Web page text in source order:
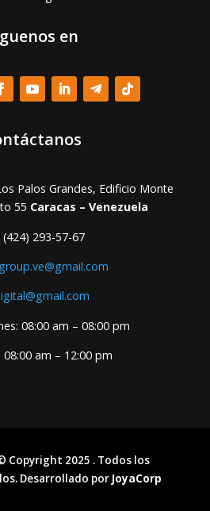
en
Palos Grandes, Edificio Monte
55 Caracas – Venezuela
(424) 293-57-67
08:00 am – 08:00 pm
08:00 am – 12:00 pm
Copyright 2025 . Todos los
Desarrollado por JoyaCorp